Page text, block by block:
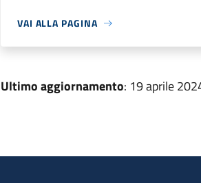
VAI ALLA PAGINA
Ultimo aggiornamento: 19 aprile